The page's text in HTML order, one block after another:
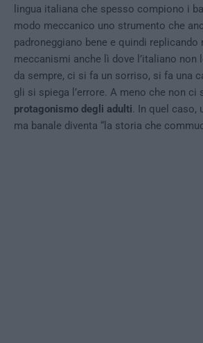
lingua italiana che spesso compiono i
modo meccanico uno strumento che
padroneggiano bene e quindi replicando
meccanismi anche lì dove l’italiano non
da sempre, ci si fa un sorriso, si fa una
gli si spiega l’errore. A meno che non ci
protagonismo degli adulti. In quel caso,
ma banale diventa “la storia che